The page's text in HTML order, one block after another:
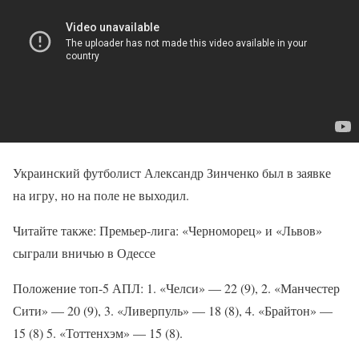
Украинский футболист Александр Зинченко был в заявке
на игру, но на поле не выходил.
Читайте также: Премьер-лига: «Черноморец» и «Львов»
сыграли вничью в Одессе
Положение топ-5 АПЛ: 1. «Челси» — 22 (9), 2. «Манчестер
Сити» — 20 (9), 3. «Ливерпуль» — 18 (8), 4. «Брайтон» —
15 (8) 5. «Тоттенхэм» — 15 (8).